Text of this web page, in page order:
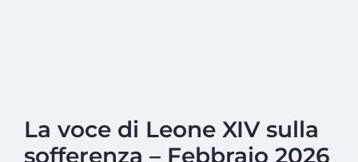
immagine
La voce di Leone XIV sulla
sofferenza – Febbraio 2026